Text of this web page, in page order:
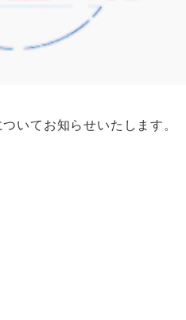
いてお知らせいたします。